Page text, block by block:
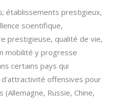
établissements prestigieux,
scientifique,
prestigieuse, qualité de vie,
mobilité y progresse
certains pays qui
offensives pour
Russie, Chine,